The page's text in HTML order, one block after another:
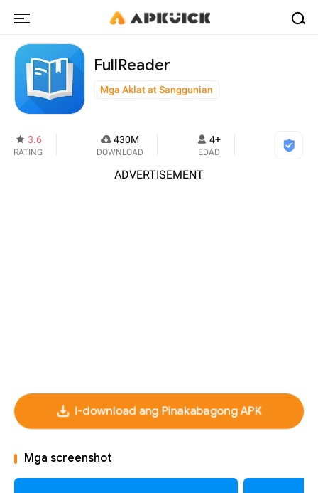
FullReader
Mga Aklat at Sanggunian
3.6
RATING
430M
DOWNLOAD
4+
EDAD
ADVERTISEMENT
I-download ang Pinakabagong APK
Mga screenshot